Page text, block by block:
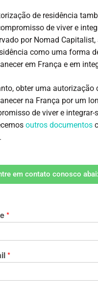
de residência
de viver e
por Nomad
como uma forma
em França e em
obter uma autorização
na França por um
de viver e
outros documentos
em contato conosco
*
*